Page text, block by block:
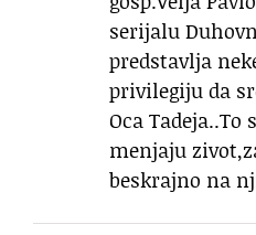
serijalu
predstavlja
privilegiju da
Oca
menjaju
beskrajno na